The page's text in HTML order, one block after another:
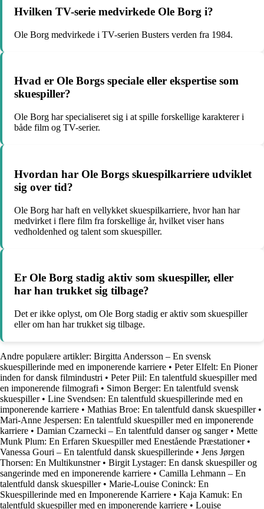
Hvilken TV-serie medvirkede Ole Borg i?
Ole Borg medvirkede i TV-serien Busters verden fra 1984.
Hvad er Ole Borgs speciale eller ekspertise som
skuespiller?
Ole Borg har specialiseret sig i at spille forskellige karakterer i
både film og TV-serier.
Hvordan har Ole Borgs skuespilkarriere udviklet
sig over tid?
Ole Borg har haft en vellykket skuespilkarriere, hvor han har
medvirket i flere film fra forskellige år, hvilket viser hans
vedholdenhed og talent som skuespiller.
Er Ole Borg stadig aktiv som skuespiller, eller
har han trukket sig tilbage?
Det er ikke oplyst, om Ole Borg stadig er aktiv som skuespiller
eller om han har trukket sig tilbage.
Andre populære artikler: Birgitta Andersson – En svensk
skuespillerinde med en imponerende karriere • Peter Elfelt: En Pioner
inden for dansk filmindustri • Peter Piil: En talentfuld skuespiller med
en imponerende filmografi • Simon Berger: En talentfuld svensk
skuespiller• Line Svendsen: En talentfuld skuespillerinde med en
imponerende karriere • Mathias Broe: En talentfuld dansk skuespiller•
Mari-Anne Jespersen: En talentfuld skuespiller med en imponerende
karriere • Damian Czarnecki – En talentfuld danser og sanger• Mette
Munk Plum: En Erfaren Skuespiller med Enestående Præstationer•
Vanessa Gouri – En talentfuld dansk skuespillerinde • Jens Jørgen
Thorsen: En Multikunstner• Birgit Lystager: En dansk skuespiller og
sangerinde med en imponerende karriere • Camilla Lehmann – En
talentfuld dansk skuespiller• Marie-Louise Coninck: En
Skuespillerinde med en Imponerende Karriere • Kaja Kamuk: En
talentfuld skuespiller med en imponerende karriere • Louise